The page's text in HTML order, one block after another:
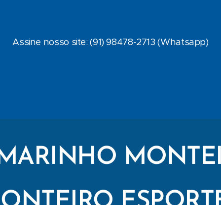
Assine nosso site: (91) 98478-2713 (Whatsapp)